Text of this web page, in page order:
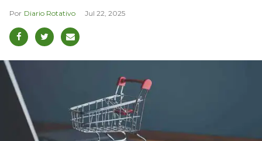
Diario Rotativo Jul 22, 2025